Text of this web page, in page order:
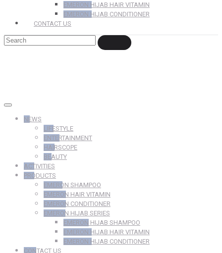
EMERON HIJAB HAIR VITAMIN
EMERON HIJAB CONDITIONER
CONTACT US
NEWS
LIFESTYLE
ENTERTAINMENT
HAIRSCOPE
BEAUTY
ACTIVITIES
PRODUCTS
EMERON SHAMPOO
EMERON HAIR VITAMIN
EMERON CONDITIONER
EMERON HIJAB SERIES
EMERON HIJAB SHAMPOO
EMERON HIJAB HAIR VITAMIN
EMERON HIJAB CONDITIONER
CONTACT US